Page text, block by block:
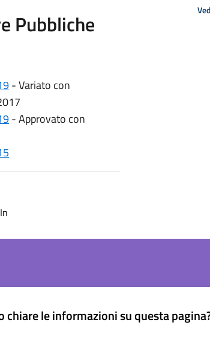
Pubbliche
- Variato con
- Approvato con
chiare le informazioni su questa